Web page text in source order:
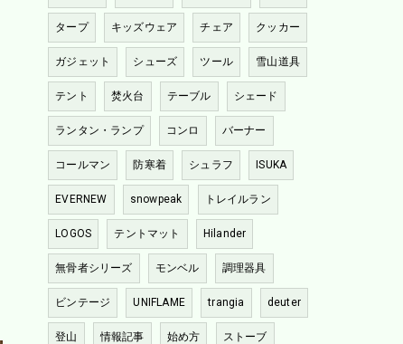
タープ キッズウェア チェア クッカー
ガジェット シューズ ツール 雪山道具
テント 焚火台 テーブル シェード
ランタン・ランプ コンロ バーナー
コールマン 防寒着 シュラフ ISUKA
EVERNEW snowpeak トレイルラン
LOGOS テントマット Hilander
無骨者シリーズ モンベル 調理器具
ビンテージ UNIFLAME trangia deuter
登山 情報記事 始め方 ストーブ